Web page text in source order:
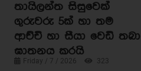
තායිලන්ත සිසුවෙක්
ගුරුවරු 5ක් හා තම
ආච්චි හා සීයා වෙඩි තබා
ඝාතනය කරයි
Friday / 7 / 2026 323